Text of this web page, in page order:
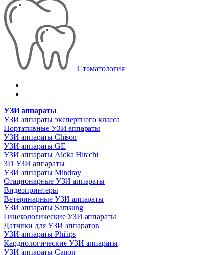
Стоматология
УЗИ аппараты
УЗИ аппараты экспертного класса
Портативные УЗИ аппараты
УЗИ аппараты Chison
УЗИ аппараты GE
УЗИ аппараты Aloka Hitachi
3D УЗИ аппараты
УЗИ аппараты Mindray
Стационарные УЗИ аппараты
Видеопринтеры
Ветеринарные УЗИ аппараты
УЗИ аппараты Samsung
Гинекологические УЗИ аппараты
Датчики для УЗИ аппаратов
УЗИ аппараты Philips
Кардиологические УЗИ аппараты
УЗИ аппараты Canon